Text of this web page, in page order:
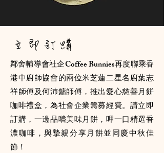
​立即訂購
鄰舍輔導會社企Coffee Bunnies再度聯乘香
港中廚師協會的兩位米芝蓮二星名廚葉志
祥師傅及何沛鏞師傅，推出愛心慈善月餅
咖啡禮盒，為社會企業籌募經費。請立即
訂購，一邊品嚐美味月餅，呷一口精選香
濃咖啡，與摯親分享月餅並同慶中秋佳
節！